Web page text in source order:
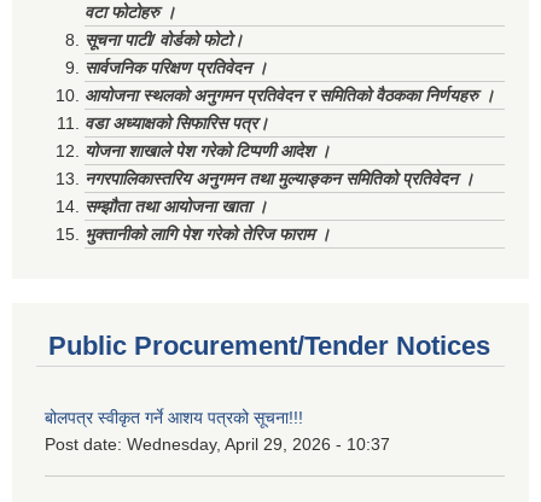
वटा फोटोहरु ।
सूचना पाटी/ वोर्डको फोटो।
सार्वजनिक परिक्षण प्रतिवेदन ।
आयोजना स्थलको अनुगमन प्रतिवेदन र समितिको वैठकका निर्णयहरु ।
वडा अध्याक्षको सिफारिस पत्र।
योजना शाखाले पेश गरेको टिप्पणी आदेश ।
नगरपालिकास्तरिय अनुगमन तथा मुल्याङ्कन समितिको प्रतिवेदन ।
सम्झौता तथा आयोजना खाता ।
भुक्तानीको लागि पेश गरेको तेरिज फाराम ।
Public Procurement/Tender Notices
बोलपत्र स्वीकृत गर्ने आशय पत्रको सूचना!!!
Post date: Wednesday, April 29, 2026 - 10:37